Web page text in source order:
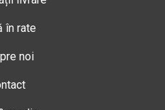
în rate
noi